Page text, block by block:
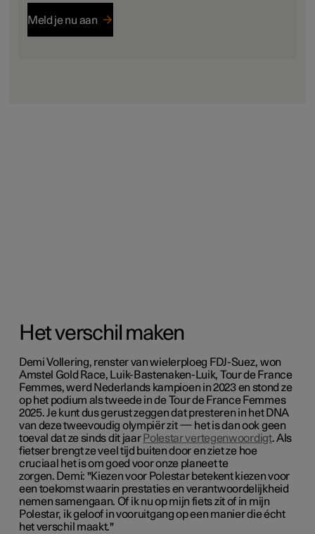
Meld je nu aan
Het verschil maken
Demi Vollering, renster van wielerploeg FDJ-Suez, won
Amstel Gold Race, Luik-Bastenaken-Luik, Tour de France
Femmes, werd Nederlands kampioen in 2023 en stond ze
op het podium als tweede inde Tour de France Femmes
2025.Je kunt dus gerust zeggen dat presteren in het DNA
van deze tweevoudig olympiër zit — het is dan ook geen
toeval dat ze sinds dit jaar Polestar vertegenwoordigt. Als
fietser brengt ze veel tijd buiten door en ziet ze hoe
cruciaal het is om goed voor onze planeet te
zorgen. Demi: "Kiezen voor Polestar betekent kiezen voor
een toekomst waarin prestaties en verantwoordelijkheid
nemen samengaan. Of ik nu op mijn fiets zit of in mijn
Polestar, ik geloof in vooruitgang op een manier die écht
het verschil maakt."